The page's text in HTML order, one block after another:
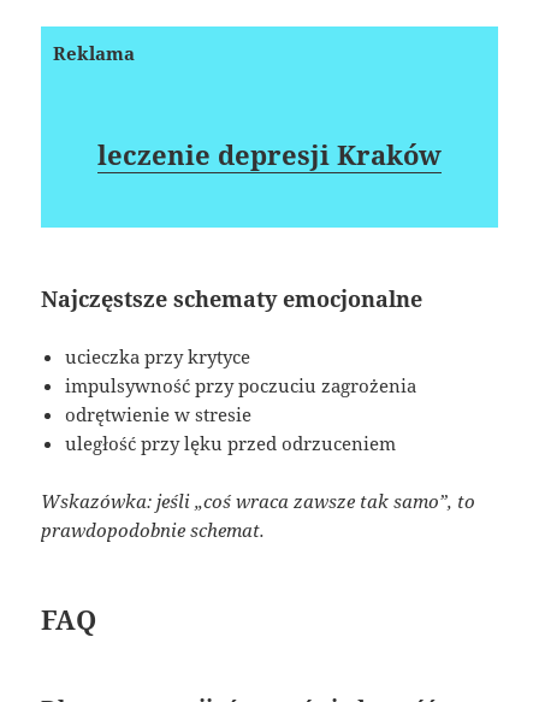
Reklama
leczenie depresji Kraków
Najczęstsze schematy emocjonalne
ucieczka przy krytyce
impulsywność przy poczuciu zagrożenia
odrętwienie w stresie
uległość przy lęku przed odrzuceniem
Wskazówka: jeśli „coś wraca zawsze tak samo”, to
prawdopodobnie schemat.
FAQ